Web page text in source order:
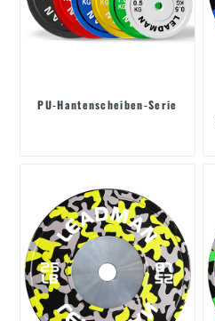
PU-Hantenscheiben-Serie